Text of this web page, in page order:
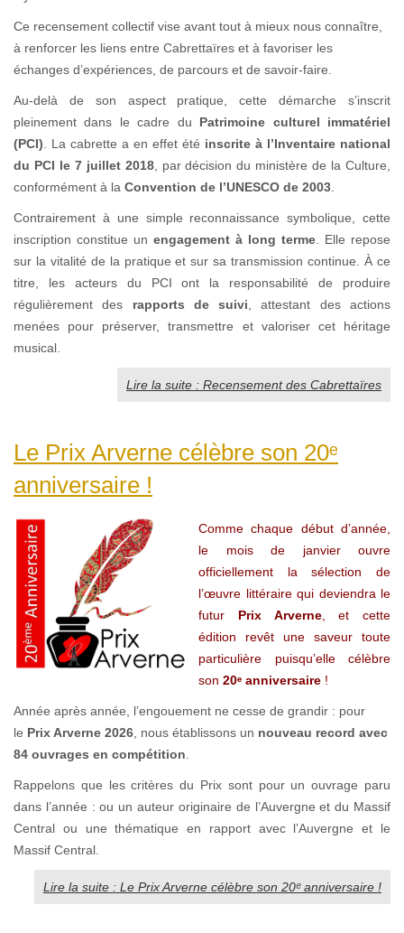
Ce recensement collectif vise avant tout à mieux nous connaître,
à renforcer les liens entre Cabrettaïres et à favoriser les
échanges d’expériences, de parcours et de savoir-faire.
Au-delà de son aspect pratique, cette démarche s’inscrit
pleinement dans le cadre du Patrimoine culturel immatériel
(PCI). La cabrette a en effet été inscrite à l’Inventaire national
du PCI le 7 juillet 2018, par décision du ministère de la Culture,
conformément à la Convention de l’UNESCO de 2003.
Contrairement à une simple reconnaissance symbolique, cette
inscription constitue un engagement à long terme. Elle repose
sur la vitalité de la pratique et sur sa transmission continue. À ce
titre, les acteurs du PCI ont la responsabilité de produire
régulièrement des rapports de suivi, attestant des actions
menées pour préserver, transmettre et valoriser cet héritage
musical.
Lire la suite : Recensement des Cabrettaïres
Le Prix Arverne célèbre son 20ᵉ
anniversaire !
Comme chaque début d’année,
le mois de janvier ouvre
officiellement la sélection de
l’œuvre littéraire qui deviendra le
futur Prix Arverne, et cette
édition revêt une saveur toute
particulière puisqu’elle célèbre
son 20ᵉ anniversaire !
Année après année, l’engouement ne cesse de grandir : pour
le Prix Arverne 2026, nous établissons un nouveau record avec
84 ouvrages en compétition.
Rappelons que les critères du Prix sont pour un ouvrage paru
dans l’année : ou un auteur originaire de l’Auvergne et du Massif
Central ou une thématique en rapport avec l’Auvergne et le
Massif Central.
Lire la suite : Le Prix Arverne célèbre son 20ᵉ anniversaire !